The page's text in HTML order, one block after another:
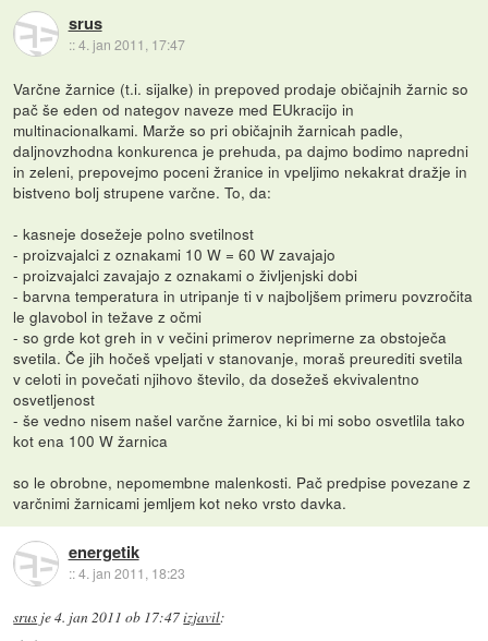
srus
::4. jan 2011, 17:47
Varčne žarnice (t.i. sijalke) in prepoved prodaje običajnih žarnic so
pač še eden od nategov naveze med EUkracijo in
multinacionalkami. Marže so pri običajnih žarnicah padle,
daljnovzhodna konkurenca je prehuda, pa dajmo bodimo napredni
in zeleni, prepovejmo poceni žranice in vpeljimo nekakrat dražje in
bistveno bolj strupene varčne. To, da:
- kasneje dosežeje polno svetilnost
- proizvajalci z oznakami 10 W = 60 W zavajajo
- proizvajalci zavajajo z oznakami o življenjski dobi
- barvna temperatura in utripanje ti v najboljšem primeru povzročita
le glavobol in težave z očmi
- so grde kot greh in v večini primerov neprimerne za obstoječa
svetila. Če jih hočeš vpeljati v stanovanje, moraš preurediti svetila
v celoti in povečati njihovo število, da dosežeš ekvivalentno
osvetljenost
- še vedno nisem našel varčne žarnice, ki bi mi sobo osvetlila tako
kot ena 100 W žarnica
so le obrobne, nepomembne malenkosti. Pač predpise povezane z
varčnimi žarnicami jemljem kot neko vrsto davka.
energetik
::4. jan 2011, 18:23
srus je4. jan 2011 ob 17:47izjavil: